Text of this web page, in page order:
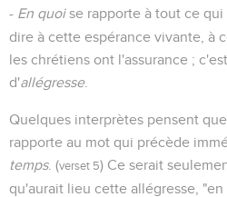
- En quoise rapporte à tout ce qui
dire à cette espérance vivante, à
les chrétiens ont l'assurance ;
d'allégresse.
Quelques interprètes pensent
rapporte au mot qui précède
temps. (verset 5) Ce serait
qu'aurait lieu cette allégresse,